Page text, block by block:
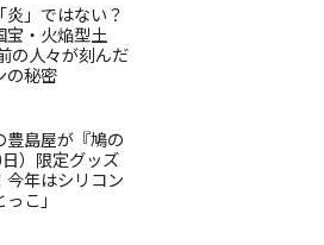
炎」ではない？
宝・火焔型土
の人々が刻んだ
の秘密
豊島屋が『鳩の
）限定グッズ
今年はシリコン
こ」